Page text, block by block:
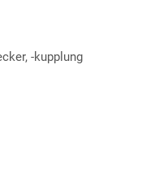
-kupplung